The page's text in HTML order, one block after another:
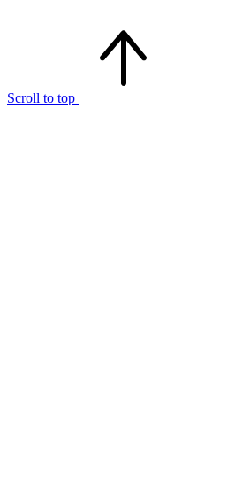
Scroll to top